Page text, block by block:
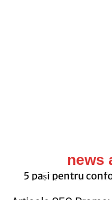
news
Erori de stoc,
pierdut?
automatizezi